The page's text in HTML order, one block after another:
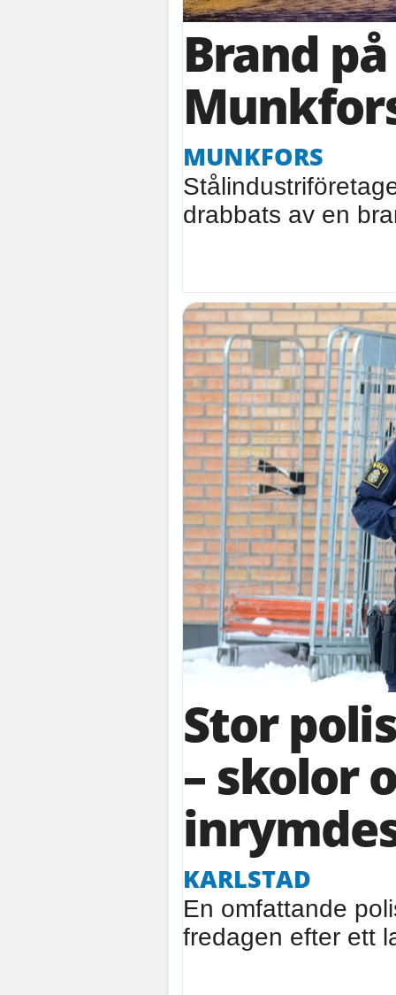
Brand
MUNKFORS
drabbats av en
Stor
– skolor
KARLSTAD
En omfattande
fredagen efter ett